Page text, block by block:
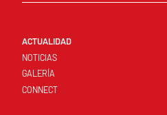
ACTUALIDAD
NOTICIAS
GALERÍA
CONNECT